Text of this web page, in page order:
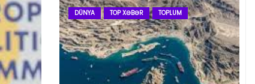
DÜNYA TOP XƏBƏR TOPLUM